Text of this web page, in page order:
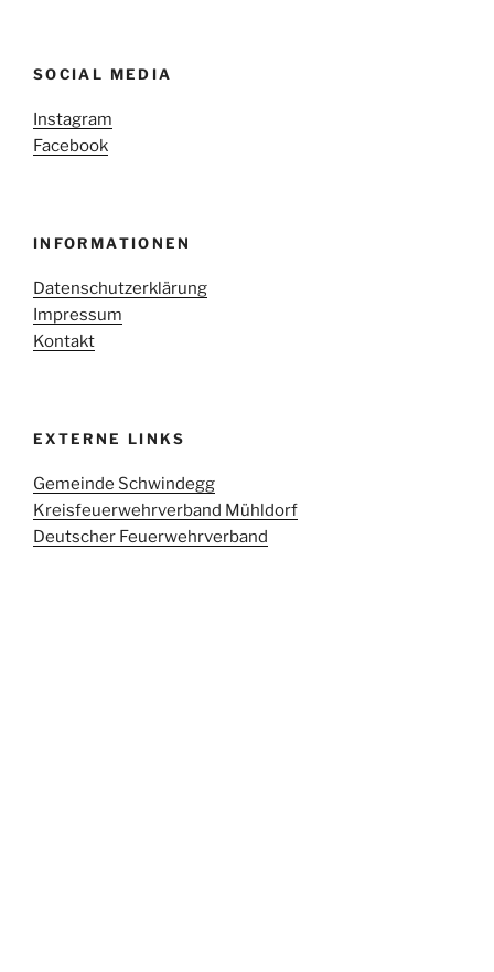
SOCIAL MEDIA
Instagram
Facebook
INFORMATIONEN
Datenschutzerklärung
Impressum
Kontakt
EXTERNE LINKS
Gemeinde Schwindegg
Kreisfeuerwehrverband Mühldorf
Deutscher Feuerwehrverband